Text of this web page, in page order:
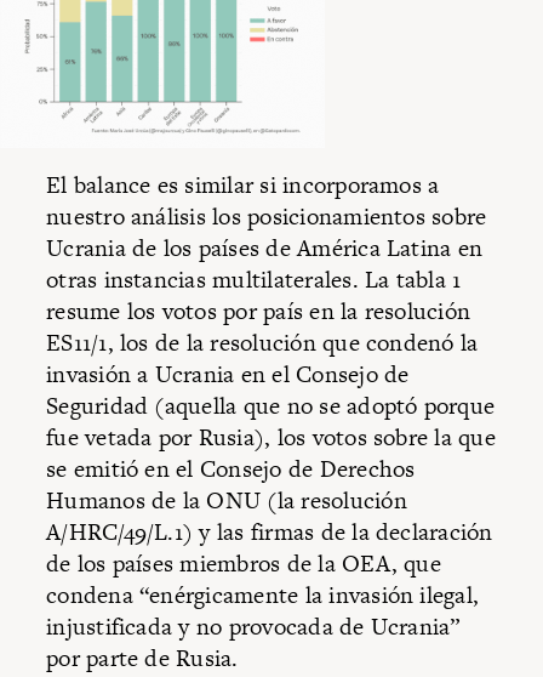
El balance es similar si incorporamos a
nuestro análisis los posicionamientos sobre
Ucrania de los países de América Latina en
otras instancias multilaterales. La tabla 1
resume los votos por país en la resolución
ES11/1, los de la resolución que condenó la
invasión a Ucrania en el Consejo de
Seguridad (aquella que no se adoptó porque
fue vetada por Rusia), los votos sobre la que
se emitió en el Consejo de Derechos
Humanos de la ONU (la resolución
A/HRC/49/L.1) y las firmas de la declaración
de los países miembros de la OEA, que
condena “enérgicamente la invasión ilegal,
injustificada y no provocada de Ucrania”
por parte de Rusia.